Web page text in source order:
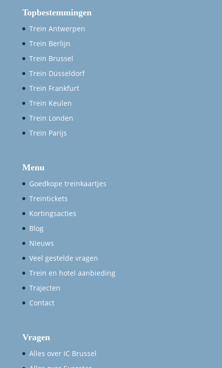
Topbestemmingen
Trein Antwerpen
Trein Berlijn
Trein Brussel
Trein Düsseldorf
Trein Frankfurt
Trein Keulen
Trein Londen
Trein Parijs
Menu
Goedkope treinkaartjes
Treintickets
Kortingsacties
Blog
Nieuws
Veel gestelde vragen
Trein en hotel aanbieding
Trajecten
Contact
Vragen
Alles over IC Brussel